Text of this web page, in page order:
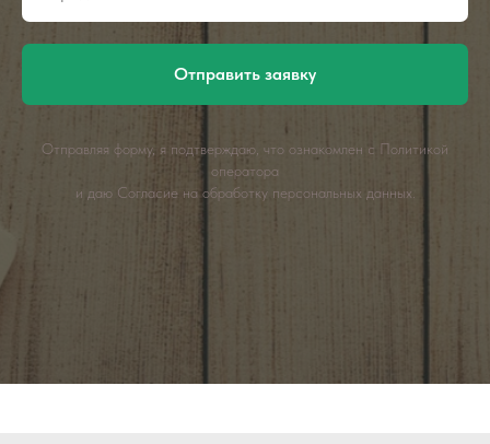
Отправить заявку
Отправляя форму, я подтверждаю, что ознакомлен с Политикой
оператора
и даю Согласие на обработку персональных данных